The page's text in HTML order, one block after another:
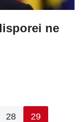
ne
28 29